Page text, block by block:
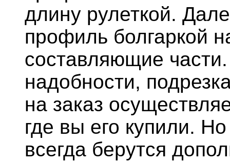
длину рулеткой.
профиль болгаркой
составляющие
надобности,
на заказ
где вы его купили. Но
всегда берутся